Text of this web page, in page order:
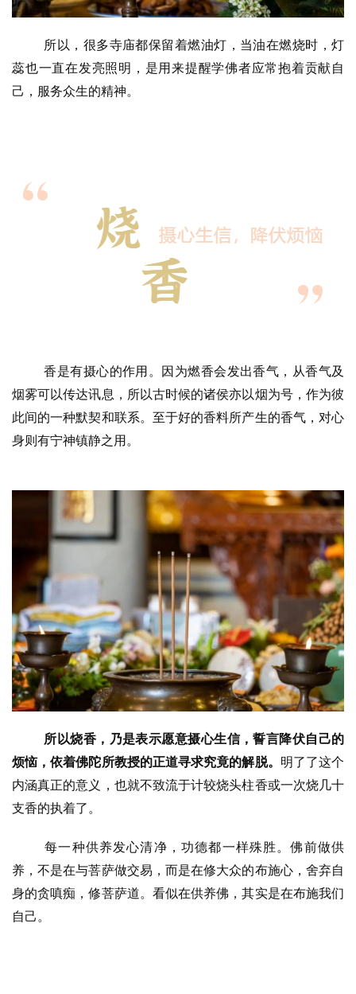
专
公
益
教
频
纪
艺
术
政
策
法
规
免
明
注册
所以，很多寺庙都保留着燃油灯，当油在燃烧时，灯
蕊也一直在发亮照明，是用来提醒学佛者应常抱着贡献自
己，服务众生的精神。
香是有摄心的作用。因为燃香会发出香气，从香气及
烟雾可以传达讯息，所以古时候的诸侯亦以烟为号，作为彼
此间的一种默契和联系。至于好的香料所产生的香气，对心
身则有宁神镇静之用。
所以烧香，乃是表示愿意摄心生信，誓言降伏自己的
烦恼，依着佛陀所教授的正道寻求究竟的解脱。 明了了这个
内涵真正的意义，也就不致流于计较烧头柱香或一次烧几十
支香的执着了。
每一种供养发心清净，功德都一样殊胜。佛前做供
养，不是在与菩萨做交易，而是在修大众的布施心，舍弃自
身的贪嗔痴，修菩萨道。看似在供养佛，其实是在布施我们
自己。